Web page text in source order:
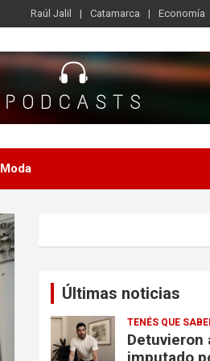
Raúl Jalil Catamarca Economía
Moda
Últimas noticias
TENÉS QUE
Detuvieron